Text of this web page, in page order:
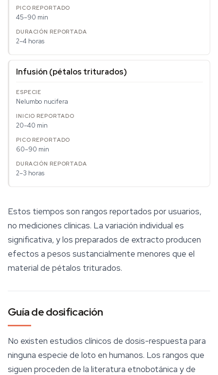
45–90 min
2–4 horas
Infusión (pétalos triturados)
Nelumbo nucifera
20–40 min
60–90 min
2–3 horas
Estos tiempos son rangos reportados por usuarios,
no mediciones clínicas. La variación individual es
significativa, y los preparados de extracto producen
efectos a pesos sustancialmente menores que el
material de pétalos triturados.
Guía de dosificación
No existen estudios clínicos de dosis-respuesta para
ninguna especie de loto en humanos. Los rangos que
siguen proceden de la literatura etnobotánica y de